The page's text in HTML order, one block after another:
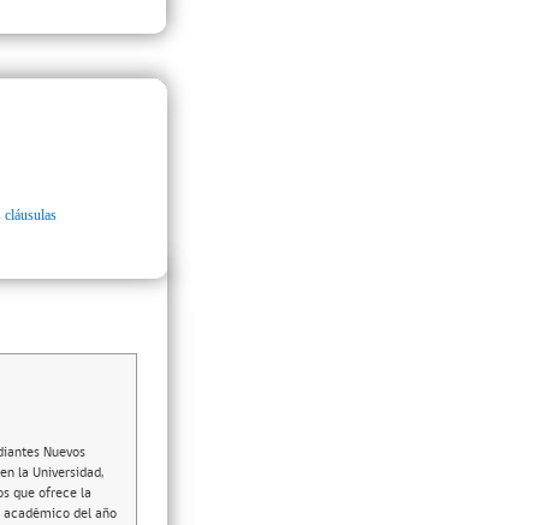
Nuevos
la Universidad,
que ofrece la
del año